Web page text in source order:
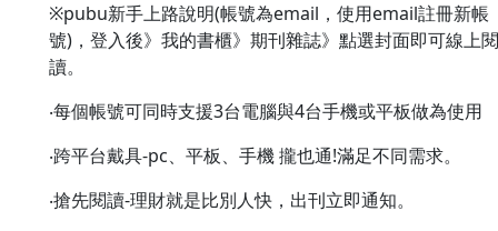
※pubu新手上路說明(帳號為email，使用email註冊新帳
號)，登入後》我的書櫃》期刊雜誌》點選封面即可線上閱
讀。
‧每個帳號可同時支援3台電腦與4台手機或平板做為使用
‧跨平台戴具-pc、平板、手機 攏也通!滿足不同需求。
‧搶先閱讀-理財就是比別人快，出刊立即通知。